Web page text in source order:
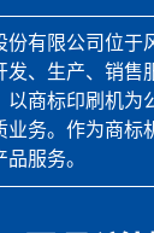
份有限公司位于
发、生产、销售
以商标印刷机为
业务。作为商标
服务。